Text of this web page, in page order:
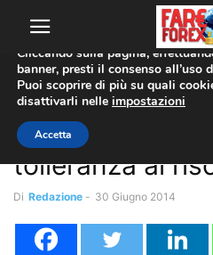
Home Analisi Tecnica
Analisi Tecnica
L’investimento
tolleranza al
Di Redazione - 30 Giugno 2014
Utilizziamo i cookie per offrirti la
sito web.
Cliccando sulla pagina,
banner, presti il consenso all’uso
Puoi scoprire di più su quali
disattivarli nelle impostazioni
Accetta